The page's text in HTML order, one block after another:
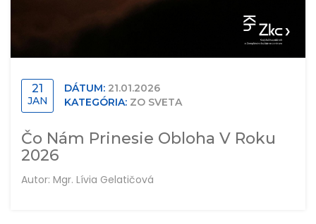
21
JAN
DÁTUM: 21.01.2026
KATEGÓRIA: ZO SVETA
Čo Nám Prinesie Obloha V Roku
2026
Autor: Mgr. Lívia Gelatičová